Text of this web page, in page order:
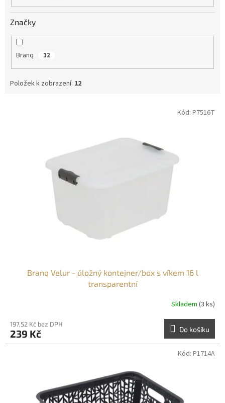
Značky
Branq 12
Položek k zobrazení: 12
Branq Velur - úložný kontejner/box s víkem 16 l
transparentní
Skladem (3 ks)
197,52 Kč bez DPH
239 Kč Do košíku
Kód: P7516T
Kód: P1714A